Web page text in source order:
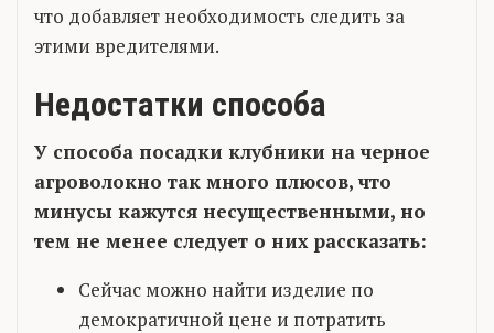
что добавляет необходимость следить за
этими вредителями.
Недостатки способа
У способа посадки клубники на черное
агроволокно так много плюсов, что
минусы кажутся несущественными, но
тем не менее следует о них рассказать:
Сейчас можно найти изделие по
демократичной цене и потратить